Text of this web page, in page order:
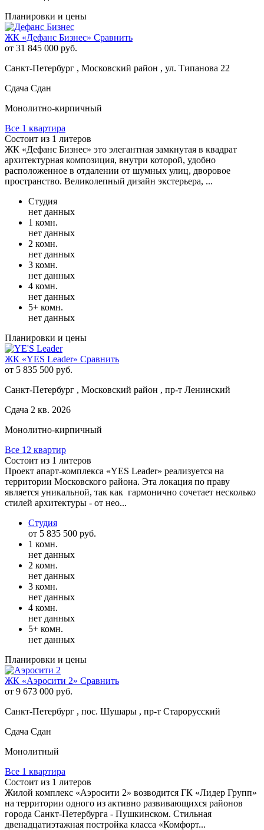
Планировки и цены
ЖК «Дефанс Бизнес» Сравнить
от 31 845 000 руб.
Санкт-Петербург , Московский район , ул. Типанова 22
Сдача Сдан
Монолитно-кирпичный
Все 1 квартира
Состоит из 1 литеров
ЖК «Дефанс Бизнес» это элегантная замкнутая в квадрат
архитектурная композиция, внутри которой, удобно
расположенное в отдалении от шумных улиц, дворовое
пространство. Великолепный дизайн экстерьера, ...
Студия
нет данных
1 комн.
нет данных
2 комн.
нет данных
3 комн.
нет данных
4 комн.
нет данных
5+ комн.
нет данных
Планировки и цены
ЖК «YES Leader» Сравнить
от 5 835 500 руб.
Санкт-Петербург , Московский район , пр-т Ленинский
Сдача 2 кв. 2026
Монолитно-кирпичный
Все 12 квартир
Состоит из 1 литеров
Проект апарт-комплекса «YES Leader» реализуется на
территории Московского района. Эта локация по праву
является уникальной, так как гармонично сочетает несколько
стилей архитектуры - от нео...
Студия
от 5 835 500 руб.
1 комн.
нет данных
2 комн.
нет данных
3 комн.
нет данных
4 комн.
нет данных
5+ комн.
нет данных
Планировки и цены
ЖК «Аэросити 2» Сравнить
от 9 673 000 руб.
Санкт-Петербург , пос. Шушары , пр-т Старорусский
Сдача Сдан
Монолитный
Все 1 квартира
Состоит из 1 литеров
Жилой комплекс «Аэросити 2» возводится ГК «Лидер Групп»
на территории одного из активно развивающихся районов
города Санкт-Петербурга - Пушкинском. Стильная
двенадцатиэтажная постройка класса «Комфорт...